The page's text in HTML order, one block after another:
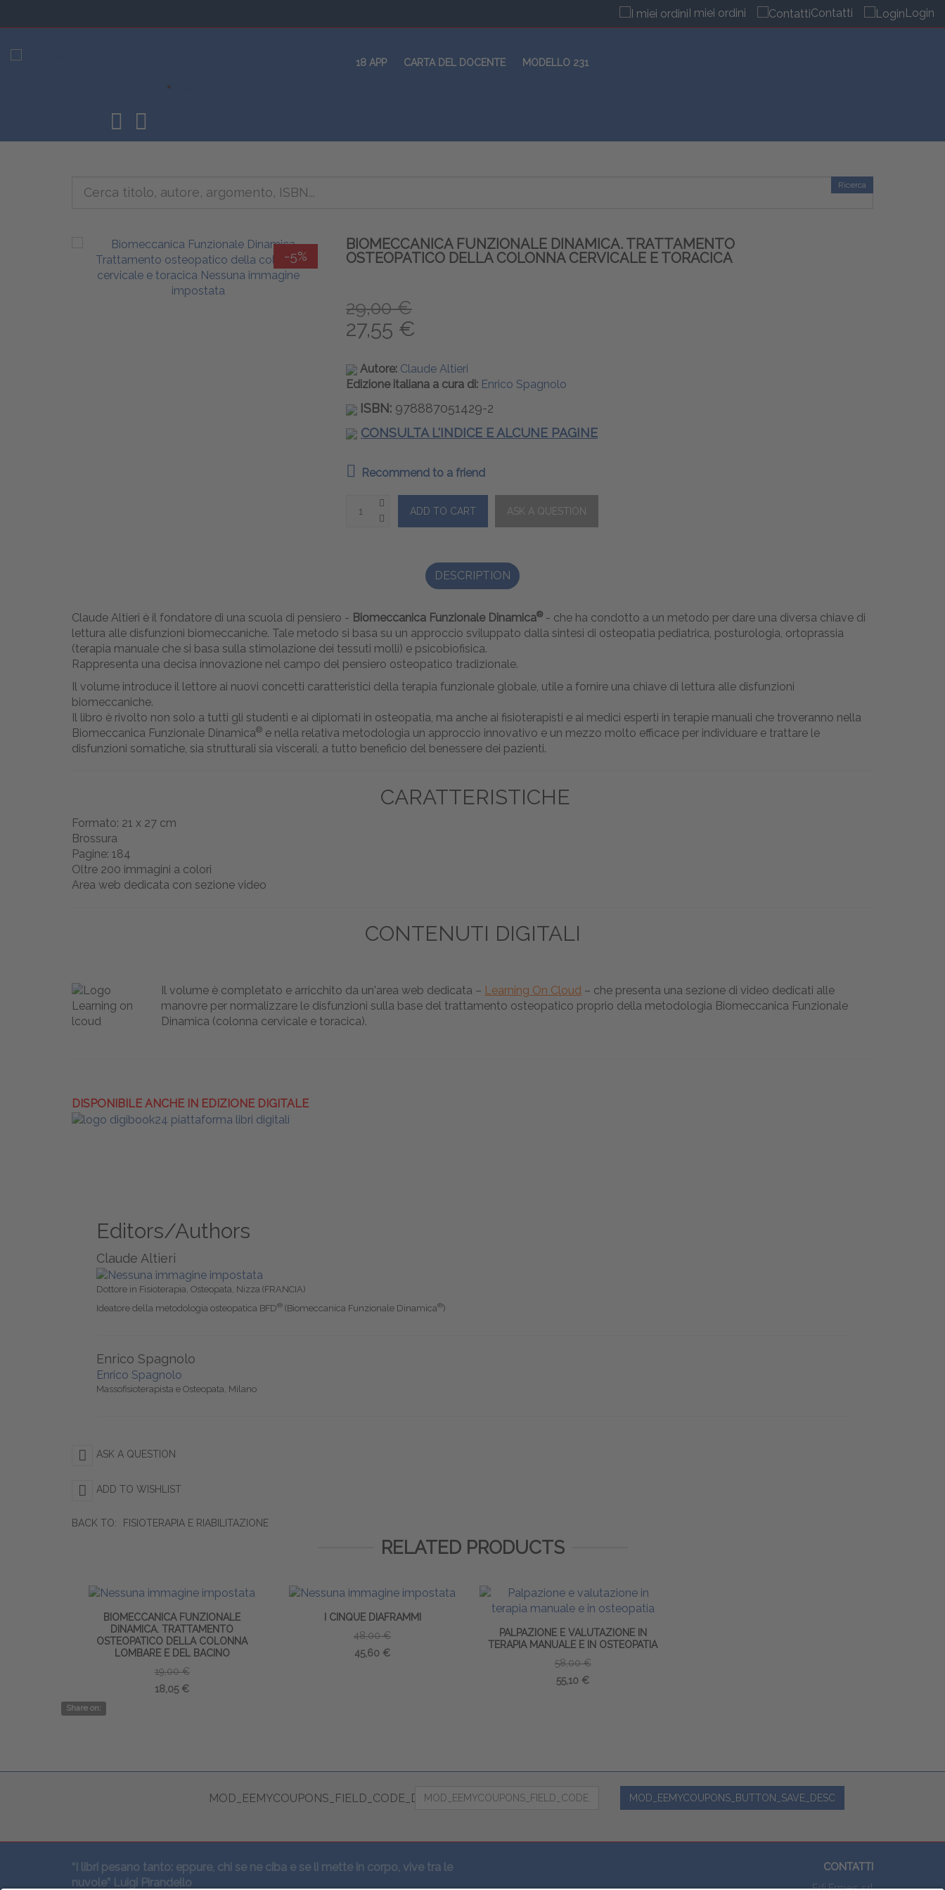
I miei ordini Contatti Login
18 APP CARTA DEL DOCENTE MODELLO 231
Ricerca
-5%
BIOMECCANICA FUNZIONALE DINAMICA. TRATTAMENTO
OSTEOPATICO DELLA COLONNA CERVICALE E TORACICA
29,00 €
27,55 €
Autore: Claude Altieri
Edizione italiana a cura di: Enrico Spagnolo
ISBN: 978887051429-2
CONSULTA L'INDICE E ALCUNE PAGINE
Recommend to a friend
DESCRIPTION
Claude Altieri è il fondatore di una scuola di pensiero - Biomeccanica Funzionale Dinamica® - che ha condotto a un metodo per dare una diversa chiave di
lettura alle disfunzioni biomeccaniche. Tale metodo si basa su un approccio sviluppato dalla sintesi di osteopatia pediatrica, posturologia, ortoprassia
(terapia manuale che si basa sulla stimolazione dei tessuti molli) e psicobiofisica.
Rappresenta una decisa innovazione nel campo del pensiero osteopatico tradizionale.
Il volume introduce il lettore ai nuovi concetti caratteristici della terapia funzionale globale, utile a fornire una chiave di lettura alle disfunzioni
biomeccaniche.
Il libro è rivolto non solo a tutti gli studenti e ai diplomati in osteopatia, ma anche ai fisioterapisti e ai medici esperti in terapie manuali che troveranno nella
Biomeccanica Funzionale Dinamica® e nella relativa metodologia un approccio innovativo e un mezzo molto efficace per individuare e trattare le
disfunzioni somatiche, sia strutturali sia viscerali, a tutto beneficio del benessere dei pazienti.
CARATTERISTICHE
Formato: 21 x 27 cm
Brossura
Pagine: 184
Oltre 200 immagini a colori
Area web dedicata con sezione video
CONTENUTI DIGITALI
Il volume è completato e arricchito da un'area web dedicata – Learning On Cloud – che presenta una sezione di video dedicati alle
manovre per normalizzare le disfunzioni sulla base del trattamento osteopatico proprio della metodologia Biomeccanica Funzionale
Dinamica (colonna cervicale e toracica).
DISPONIBILE ANCHE IN EDIZIONE DIGITALE
Editors/Authors
Claude Altieri
Dottore in Fisioterapia, Osteopata, Nizza (FRANCIA)
Ideatore della metodologia osteopatica BFD® (Biomeccanica Funzionale Dinamica®)
Enrico Spagnolo
Enrico Spagnolo
Massofisioterapista e Osteopata, Milano
ASK A QUESTION
ADD TO WISHLIST
BACK TO: FISIOTERAPIA E RIABILITAZIONE
RELATED PRODUCTS
BIOMECCANICA FUNZIONALE
DINAMICA. TRATTAMENTO
OSTEOPATICO DELLA COLONNA
LOMBARE E DEL BACINO
19,00 €
18,05 €
I CINQUE DIAFRAMMI
48,00 €
45,60 €
PALPAZIONE E VALUTAZIONE IN
TERAPIA MANUALE E IN OSTEOPATIA
58,00 €
55,10 €
Share on:
MOD_EEMYCOUPONS_FIELD_CODE_DESC MOD_EEMYCOUPONS_BUTTON_SAVE_DESC
“I libri pesano tanto: eppure, chi se ne ciba e se li mette in corpo, vive tra le
nuvole” Luigi Pirandello
CONTATTI